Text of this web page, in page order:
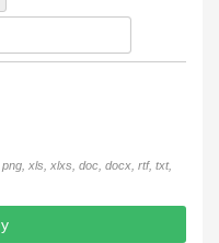
xls, xlxs, doc, docx, rtf, txt,